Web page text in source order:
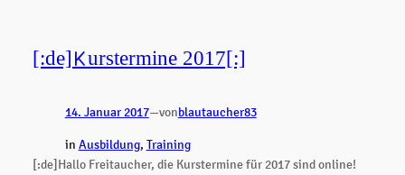
[:de]Kurstermine 2017[:]
14. Januar 2017—vonblautaucher83
in Ausbildung, Training
[:de]Hallo Freitaucher, die Kurstermine für 2017 sind online!